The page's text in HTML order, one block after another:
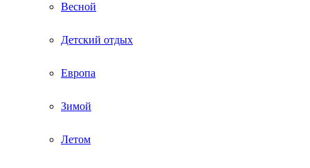
Весной
Детский отдых
Европа
Зимой
Летом